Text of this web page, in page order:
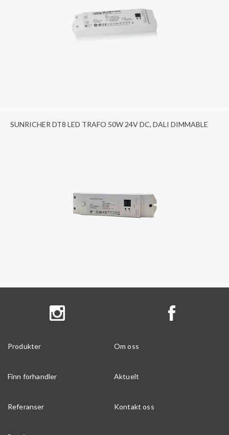
SUNRICHER DT8 LED TRAFO 50W 24V DC, DALI DIMMABLE
Produkter Om oss
Finn forhandler Aktuelt
Referanser Kontakt oss